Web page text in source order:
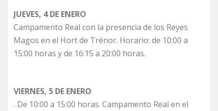
JUEVES, 4 DE ENERO
Campamento Real con la presencia de los Reyes
Magos en el Hort de Trénor. Horario: de 10:00 a
15:00 horas y de 16:15 a 20:00 horas.
VIERNES, 5 DE ENERO
. De 10:00 a 15:00 horas. Campamento Real en el